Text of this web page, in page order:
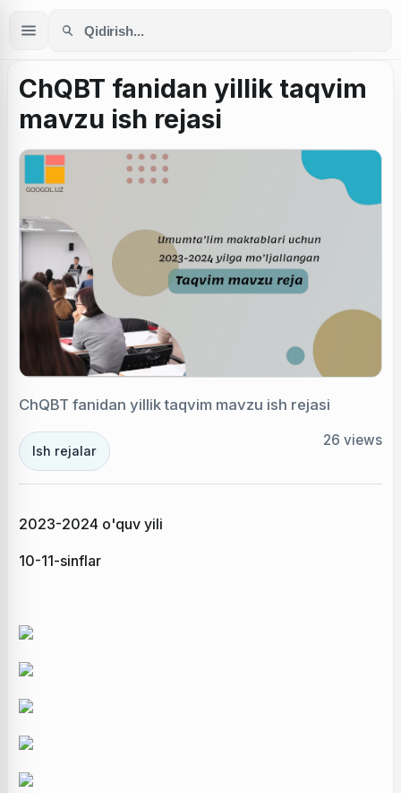
ChQBT fanidan yillik taqvim
mavzu ish rejasi
ChQBT fanidan yillik taqvim mavzu ish rejasi
Ish rejalar
26 views
2023-2024 o'quv yili
10-11-sinflar